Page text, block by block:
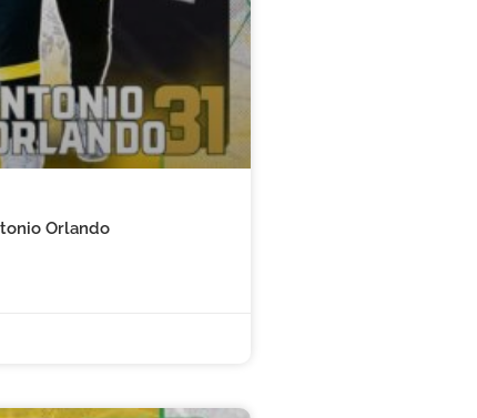
Orlando